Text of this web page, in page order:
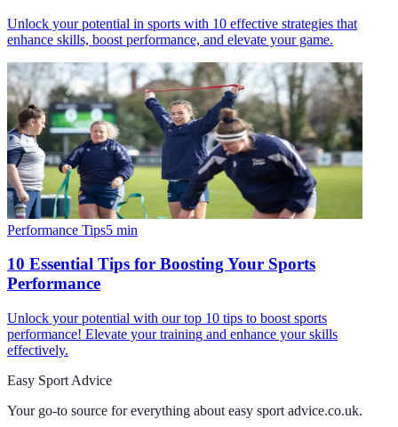
Unlock your potential in sports with 10 effective strategies that
enhance skills, boost performance, and elevate your game.
Performance Tips5 min
10 Essential Tips for Boosting Your Sports
Performance
Unlock your potential with our top 10 tips to boost sports
performance! Elevate your training and enhance your skills
effectively.
Easy Sport Advice
Your go-to source for everything about easy sport advice.co.uk.